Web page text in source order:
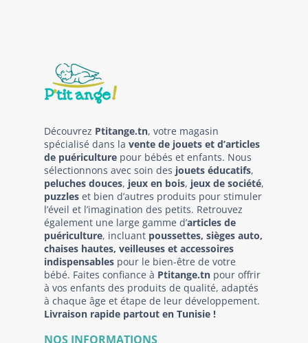
Découvrez Ptitange.tn, votre magasin
spécialisé dans la vente de jouets et d’articles
de puériculture pour bébés et enfants. Nous
sélectionnons avec soin des jouets éducatifs,
peluches douces, jeux en bois, jeux de société,
puzzles et bien d’autres produits pour stimuler
l’éveil et l’imagination des petits. Retrouvez
également une large gamme d’articles de
puériculture, incluant poussettes, sièges auto,
chaises hautes, veilleuses et accessoires
indispensables pour le bien-être de votre
bébé. Faites confiance à Ptitange.tn pour offrir
à vos enfants des produits de qualité, adaptés
à chaque âge et étape de leur développement.
Livraison rapide partout en Tunisie !
NOS INFORMATIONS